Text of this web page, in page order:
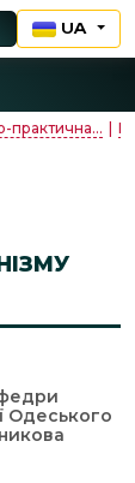
UA
практична...
Одеського